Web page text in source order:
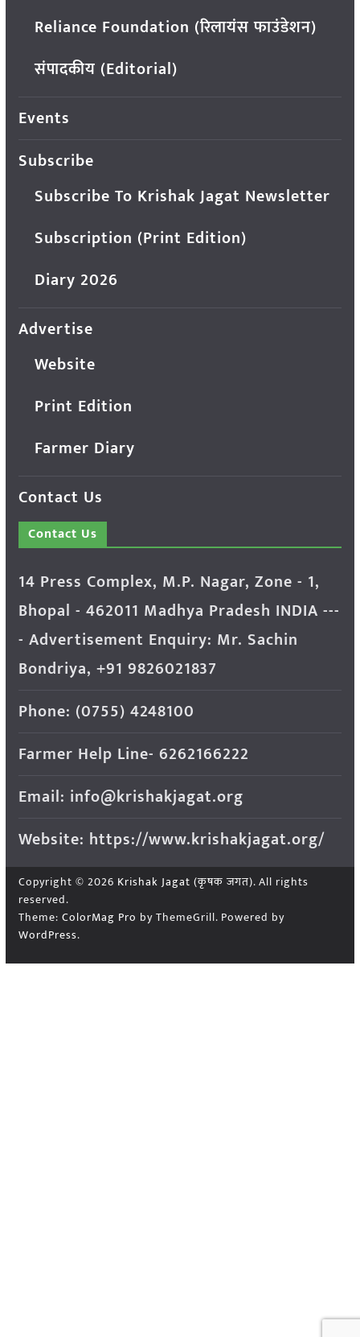
Reliance Foundation (रिलायंस फाउंडेशन)
संपादकीय (Editorial)
Events
Subscribe
Subscribe To Krishak Jagat Newsletter
Subscription (Print Edition)
Diary 2026
Advertise
Website
Print Edition
Farmer Diary
Contact Us
Contact Us
14 Press Complex, M.P. Nagar, Zone - 1,
Bhopal - 462011 Madhya Pradesh INDIA ---
- Advertisement Enquiry: Mr. Sachin
Bondriya, +91 9826021837
Phone: (0755) 4248100
Farmer Help Line- 6262166222
Email: info@krishakjagat.org
Website: https://www.krishakjagat.org/
Copyright © 2026 Krishak Jagat (कृषक जगत). All rights
reserved.
Theme: ColorMag Pro by ThemeGrill. Powered by
WordPress.